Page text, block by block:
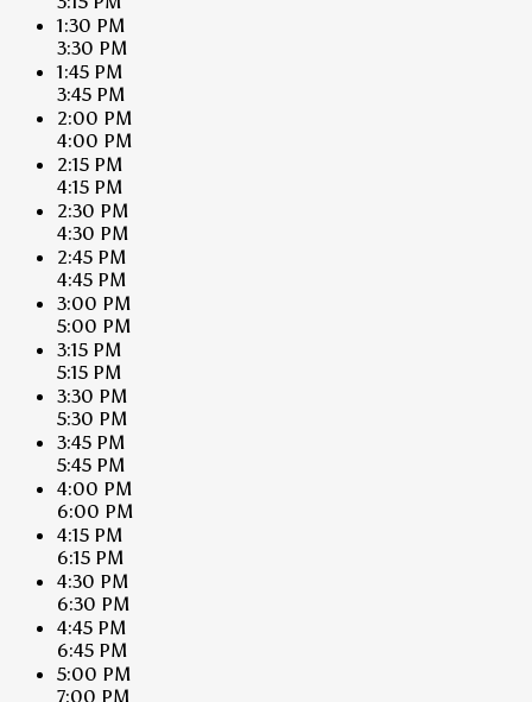
1:30 PM
3:30 PM
1:45 PM
3:45 PM
2:00 PM
4:00 PM
2:15 PM
4:15 PM
2:30 PM
4:30 PM
2:45 PM
4:45 PM
3:00 PM
5:00 PM
3:15 PM
5:15 PM
3:30 PM
5:30 PM
3:45 PM
5:45 PM
4:00 PM
6:00 PM
4:15 PM
6:15 PM
4:30 PM
6:30 PM
4:45 PM
6:45 PM
5:00 PM
7:00 PM